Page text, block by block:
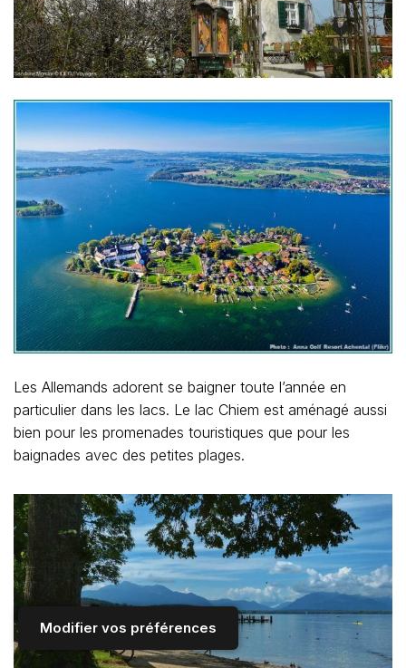
Modifier vos préférences
Les Allemands adorent se baigner toute l’année en
particulier dans les lacs. Le lac Chiem est aménagé aussi
bien pour les promenades touristiques que pour les
baignades avec des petites plages.